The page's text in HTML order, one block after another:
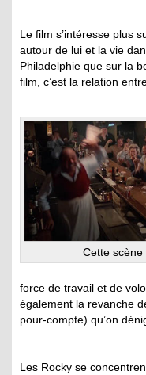
Le film s’intéresse plus
autour de lui et la vie
Philadelphie que sur la
film, c’est la relation
Cette scène
force de travail et de
également la revanche
pour-compte) qu’on
Les Rocky se